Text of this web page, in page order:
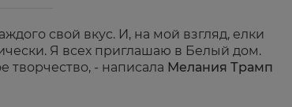
свой вкус. И, на мой взгляд, елки
Я всех приглашаю в Белый дом.
творчество, - написала Мелания Трамп